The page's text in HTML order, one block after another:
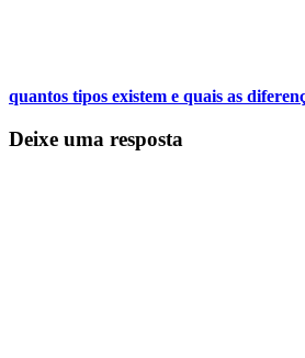
quantos tipos existem e quais as
Deixe uma resposta